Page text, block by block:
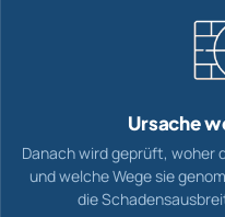
Ursache
Danach wird geprüft, woher
und welche Wege sie
die